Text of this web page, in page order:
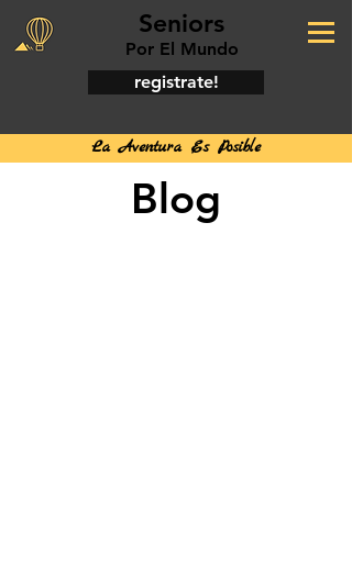
Seniors
Por El Mundo
registrate!
La Aventura Es Posible
Blog